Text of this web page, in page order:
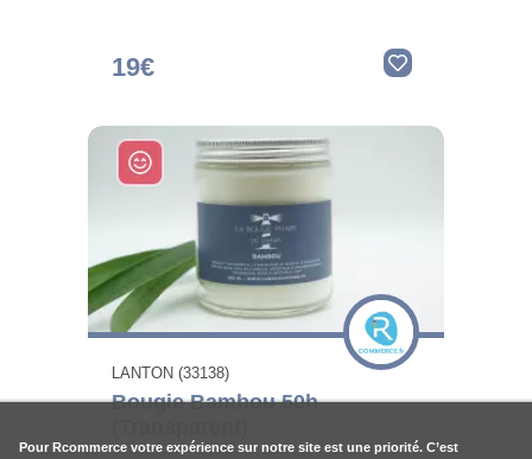
19€
LANTON (33138)
Bougie Bambou 50h
Pour Rcommerce votre expérience sur notre site est une priorité. C’est